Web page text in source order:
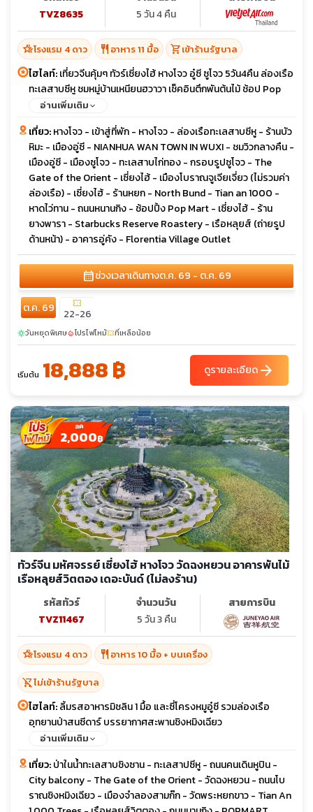
TVZ8635
5 วัน 4 คืน
hotel_classโรงแรม 4 ดาว restaurant อาหาร 11 มื้อ shopping_cartเข้าร้านรัฐบาล
ไฮไลท์:เที่ยวจีนคุ้มๆ ทัวร์เซี่ยงไฮ้ หางโจว อู๋ซี ซูโจว 5วัน4คืน ล่องเรือ
ทะเลสาบซีหู ชมหมู่บ้านเหนียนฮวาวา เช็คอินตึกพันต้นไม้ ช้อป Pop
Mart และ Outlet บิน Vietjet
อ่านเพิ่มเติม
เที่ยว:หางโจว - เข้าสู่ที่พัก - หางโจว - ล่องเรือทะเลสาบซีหู - ร้านบัว
หิมะ - เมืองอู่ซี - NIANHUA WAN TOWN IN WUXI - ชมวิวกลางคืน -
เมืองอู่ซี - เมืองซูโจว - ทะเลสาบไก่ทอง - กรอบรูปซูโจว - The
Gate of the Orient - เซี่ยงไฮ้ - เมืองโบราณจูเจียเจี่ยว (ไม่รวมค่า
ล่องเรือ) - เซี่ยงไฮ้ - ร้านหยก - North Bund - Tian an 1000 -
หาดไว่ทาน - ถนนหนานกิง - ช้อปปิ้ง Pop Mart - เซี่ยงไฮ้ - ร้าน
ยางพารา - Starbucks Reserve Roastery - เรือหลุยส์ (ถ่ายรูป
ด้านหน้า) - อาคารอู่คัง - Florentia Village Outlet
calendar_monthช่วงเวลาเดินทางต.ค. 69 - ต.ค. 69
ต.ค. 69 confirmation_number
22-26
sunnyวันหยุดพิเศษlocal_fire_departmentโปรไฟไหม้confirmation_numberที่เหลือน้อย
เริ่มต้น 18,888 ฿ ดูรายละเอียดarrow_forward
2,000฿
ทัวร์จีน มหัศจรรย์ เซี่ยงไฮ้ หางโจว วัดฉงหยวน อาคารพันไม้
เรือหลุยส์วิตตอง เดอะบันด์ (ไม่ลงร้าน)
รหัสทัวร์
TVZ11467
จำนวนวัน
5 วัน 3 คืน
สายการบิน
hotel_classโรงแรม 4 ดาว restaurant อาหาร 10 มื้อ + บนเครื่อง
shopping_cart_offไม่เข้าร้านรัฐบาล
ไฮไลท์:ลิ้มรสอาหารมิชลิน 1 มื้อ และซี่โครงหมูอู๋ซี รวมล่องเรือ
อุทยานป่าสนซีดาร์ บรรยากาศสะพานชิงหมิงเฉียว
อ่านเพิ่มเติม
เที่ยว:ป่าในน้ำทะเลสาบชิงซาน - ทะเลสาปซีหู - ถนนคนเดินหูปิน -
City balcony - The Gate of the Orient - วัดฉงหยวน - ถนนโบ
ราณชิงหมิงเฉียว - เมืองจำลองสามก๊ก - วัดพระหยกขาว - Tian An